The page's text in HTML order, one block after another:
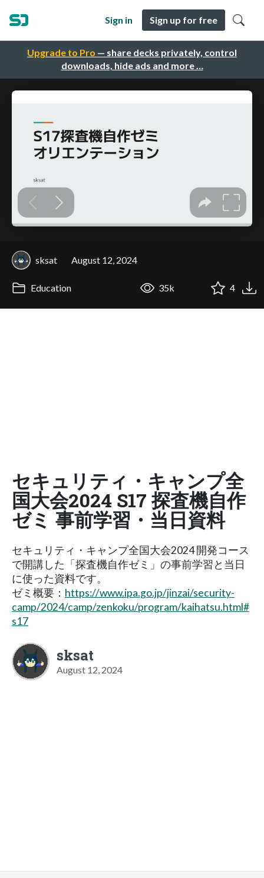
Upgrade to Pro — share decks privately, control
downloads, hide ads and more …
Sign in Sign up for free
sksat August 12, 2024
Education 35k 4
セキュリティ・キャンプ全
国大会2024 S17 探査機自作
ゼミ 事前学習・当日資料
セキュリティ・キャンプ全国大会2024 開発コース
で開講した「探査機自作ゼミ」の事前学習と当日
に使った資料です。
ゼミ概要： https://www.ipa.go.jp/jinzai/security-
camp/2024/camp/zenkoku/program/kaihatsu.html#
s17
sksat
August 12, 2024